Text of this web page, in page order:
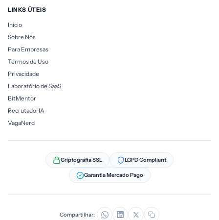
LINKS ÚTEIS
Início
Sobre Nós
Para Empresas
Termos de Uso
Privacidade
Laboratório de SaaS
BitMentor
RecrutadorIA
VagaNerd
Criptografia SSL LGPD Compliant
Garantia Mercado Pago
Compartilhar: